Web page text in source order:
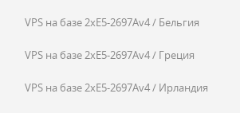
VPS на базе 2xE5-2697Av4 / Бельгия
VPS на базе 2xE5-2697Av4 / Греция
VPS на базе 2xE5-2697Av4 / Ирландия